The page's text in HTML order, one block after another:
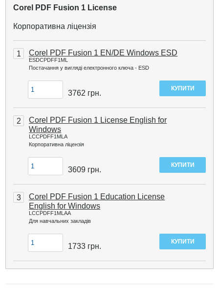
Corel PDF Fusion 1 License
Корпоративна ліцензія
1 Corel PDF Fusion 1 EN/DE Windows ESD
ESDCPDFF1ML
Постачання у вигляді електронного ключа - ESD
3762 грн.
2
Corel PDF Fusion 1 License English for
Windows
LCCPDFF1MLA
Корпоративна ліцензія
3609 грн.
3
Corel PDF Fusion 1 Education License
English for Windows
LCCPDFF1MLAA
Для навчальних закладів
1733 грн.